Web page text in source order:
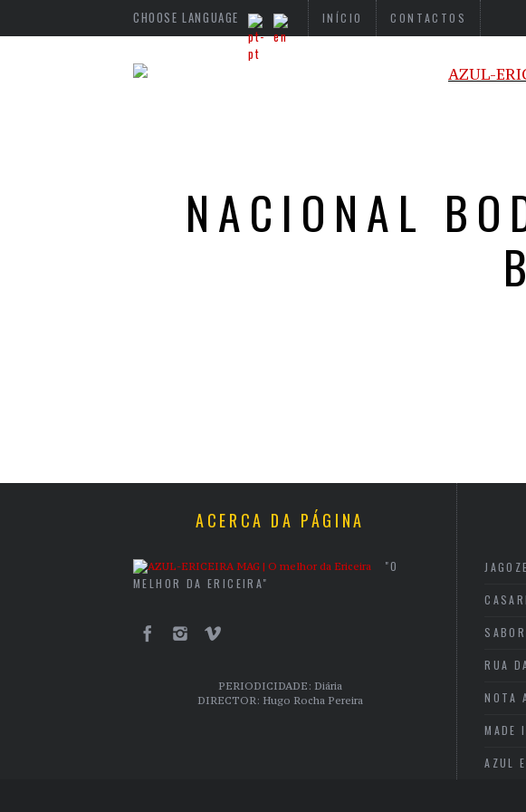
CHOOSE LANGUAGE INÍCIO CONTACTOS
NACIONAL
ACERCA DA PÁGINA
"O
MELHOR DA ERICEIRA"
PERIODICIDADE: Diária
DIRECTOR: Hugo Rocha Pereira
RUA
NOTA
MADE
AZUL